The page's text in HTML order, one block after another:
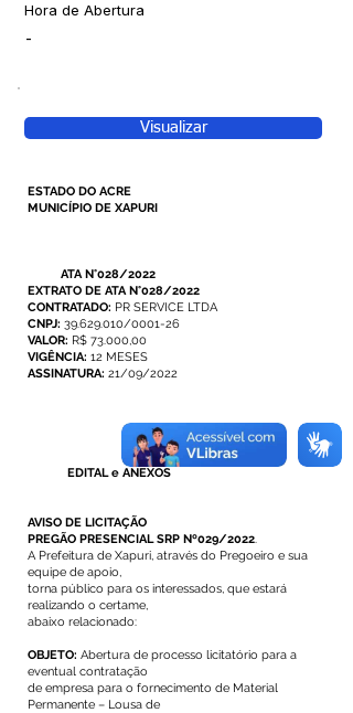
Hora de Abertura
-
Visualizar
ESTADO DO ACRE
MUNICÍPIO DE XAPURI
ATA N°028/2022
EXTRATO DE ATA N°028/2022
CONTRATADO: PR SERVICE LTDA
CNPJ: 39.629.010/0001-26
VALOR: R$ 73.000,00
VIGÊNCIA: 12 MESES
ASSINATURA: 21/09/2022
EDITAL e ANEXOS
AVISO DE LICITAÇÃO
PREGÃO PRESENCIAL SRP Nº029/2022.
A Prefeitura de Xapuri, através do Pregoeiro e sua
equipe de apoio,
torna público para os interessados, que estará
realizando o certame,
abaixo relacionado:
OBJETO: Abertura de processo licitatório para a
eventual contratação
de empresa para o fornecimento de Material
Permanente – Lousa de